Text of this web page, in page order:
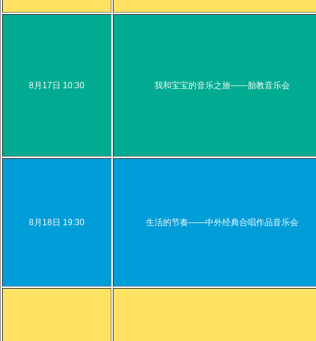
8月17日 10:30 我和宝宝的音乐之旅——胎教音乐会
8月18日 19:30 生活的节奏——中外经典合唱作品音乐会